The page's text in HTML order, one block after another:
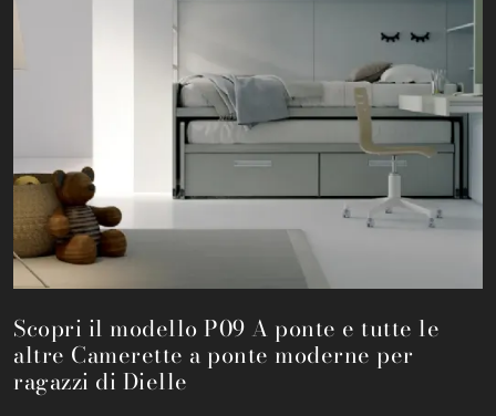
Scopri il modello P09 A ponte e tutte le
altre Camerette a ponte moderne per
ragazzi di Dielle